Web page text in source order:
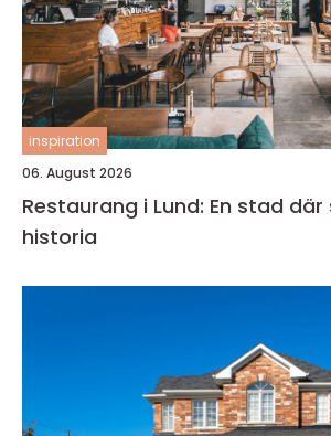
inspiration
06. August 2026
Restaurang i Lund: En stad
historia